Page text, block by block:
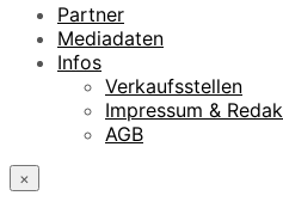
Partner
Mediadaten
Infos
Verkaufsstellen
Impressum &
AGB
×